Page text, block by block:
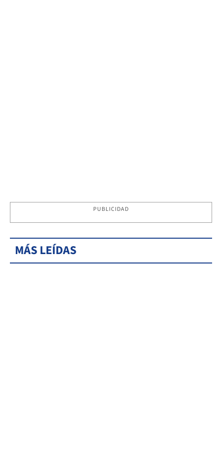
PUBLICIDAD
MÁS LEÍDAS